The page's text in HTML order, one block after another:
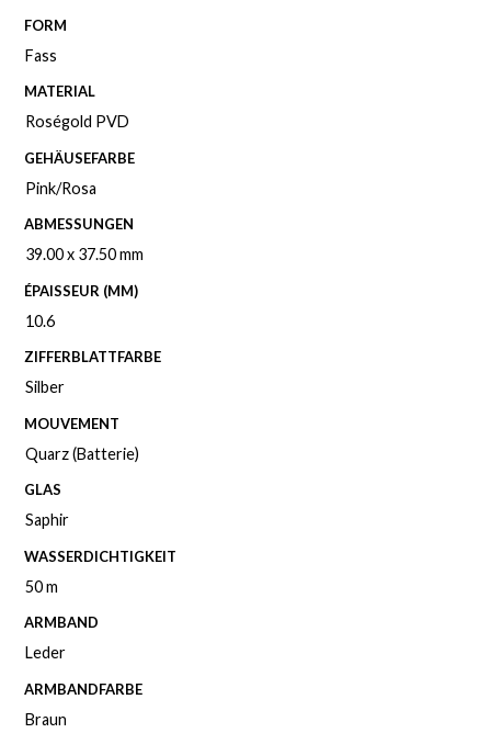
FORM
Fass
MATERIAL
Roségold PVD
GEHÄUSEFARBE
Pink/Rosa
ABMESSUNGEN
39.00 x 37.50 mm
ÉPAISSEUR (MM)
10.6
ZIFFERBLATTFARBE
Silber
MOUVEMENT
Quarz (Batterie)
GLAS
Saphir
WASSERDICHTIGKEIT
50 m
ARMBAND
Leder
ARMBANDFARBE
Braun